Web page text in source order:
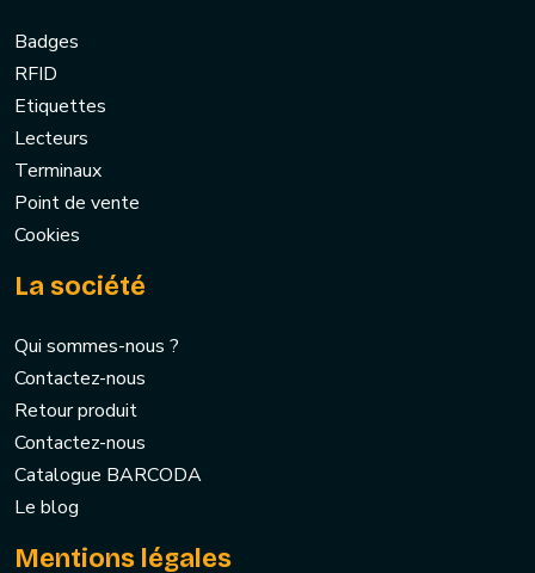
Badges
RFID
Etiquettes
Lecteurs
Terminaux
Point de vente
Cookies
La société
Qui sommes-nous ?
Contactez-nous
Retour produit
Contactez-nous
Catalogue BARCODA
Le blog
Mentions légales